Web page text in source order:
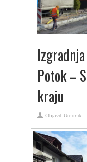
Potok –
kraju
Objavil: Urednik